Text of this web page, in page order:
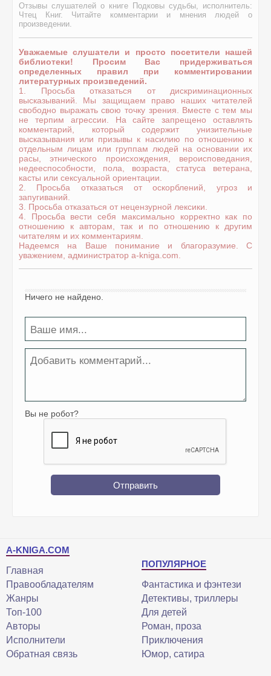
Отзывы слушателей о книге Подковы судьбы, исполнитель:
Чтец Книг. Читайте комментарии и мнения людей о
произведении.
Уважаемые слушатели и просто посетители нашей
библиотеки! Просим Вас придерживаться
определенных правил при комментировании
литературных произведений.
1. Просьба отказаться от дискриминационных
высказываний. Мы защищаем право наших читателей
свободно выражать свою точку зрения. Вместе с тем мы
не терпим агрессии. На сайте запрещено оставлять
комментарий, который содержит унизительные
высказывания или призывы к насилию по отношению к
отдельным лицам или группам людей на основании их
расы, этнического происхождения, вероисповедания,
недееспособности, пола, возраста, статуса ветерана,
касты или сексуальной ориентации.
2. Просьба отказаться от оскорблений, угроз и
запугиваний.
3. Просьба отказаться от нецензурной лексики.
4. Просьба вести себя максимально корректно как по
отношению к авторам, так и по отношению к другим
читателям и их комментариям.
Надеемся на Ваше понимание и благоразумие. С
уважением, администратор a-kniga.com.
Ничего не найдено.
Вы не робот?
Отправить
A-KNIGA.COM
Главная
Правообладателям
Жанры
Топ-100
Авторы
Исполнители
Обратная связь
ПОПУЛЯРНОЕ
Фантастика и фэнтези
Детективы, триллеры
Для детей
Роман, проза
Приключения
Юмор, сатира